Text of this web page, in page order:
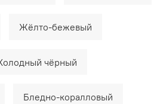
Жёлто-бежевый
чёрный
Бледно-коралловый